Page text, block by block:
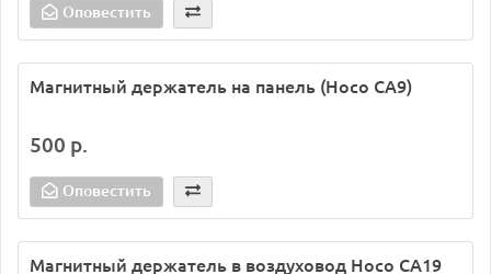
Оповестить
Магнитный держатель на панель (Hoco CA9)
500 р.
Оповестить
Магнитный держатель в воздуховод Hoco CA19